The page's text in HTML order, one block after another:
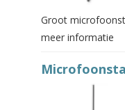
Groot
meer informatie